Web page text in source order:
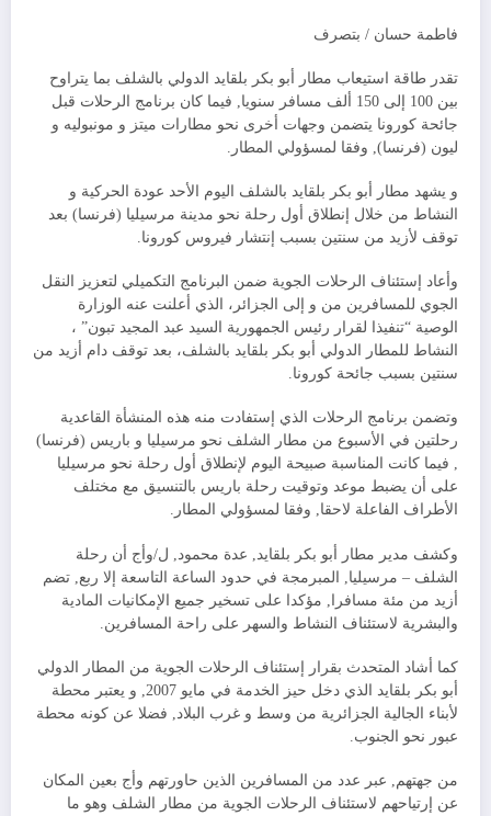
فاطمة حسان / بتصرف
تقدر طاقة استيعاب مطار أبو بكر بلقايد الدولي بالشلف بما يتراوح
بين 100 إلى 150 ألف مسافر سنويا, فيما كان برنامج الرحلات قبل
جائحة كورونا يتضمن وجهات أخرى نحو مطارات ميتز و مونبوليه و
ليون (فرنسا), وفقا لمسؤولي المطار.
و يشهد مطار أبو بكر بلقايد بالشلف اليوم الأحد عودة الحركية و
النشاط من خلال إنطلاق أول رحلة نحو مدينة مرسيليا (فرنسا) بعد
توقف لأزيد من سنتين بسبب إنتشار فيروس كورونا.
وأعاد إستئناف الرحلات الجوية ضمن البرنامج التكميلي لتعزيز النقل
الجوي للمسافرين من و إلى الجزائر، الذي أعلنت عنه الوزارة
الوصية “تنفيذا لقرار رئيس الجمهورية السيد عبد المجيد تبون” ،
النشاط للمطار الدولي أبو بكر بلقايد بالشلف، بعد توقف دام أزيد من
سنتين بسبب جائحة كورونا.
وتضمن برنامج الرحلات الذي إستفادت منه هذه المنشأة القاعدية
رحلتين في الأسبوع من مطار الشلف نحو مرسيليا و باريس (فرنسا)
, فيما كانت المناسبة صبيحة اليوم لإنطلاق أول رحلة نحو مرسيليا
على أن يضبط موعد وتوقيت رحلة باريس بالتنسيق مع مختلف
الأطراف الفاعلة لاحقا, وفقا لمسؤولي المطار.
وكشف مدير مطار أبو بكر بلقايد, عدة محمود, ل/وأج أن رحلة
الشلف – مرسيليا, المبرمجة في حدود الساعة التاسعة إلا ربع, تضم
أزيد من مئة مسافرا, مؤكدا على تسخير جميع الإمكانيات المادية
والبشرية لاستئناف النشاط والسهر على راحة المسافرين.
كما أشاد المتحدث بقرار إستئناف الرحلات الجوية من المطار الدولي
أبو بكر بلقايد الذي دخل حيز الخدمة في مايو 2007, و يعتبر محطة
لأبناء الجالية الجزائرية من وسط و غرب البلاد, فضلا عن كونه محطة
عبور نحو الجنوب.
من جهتهم, عبر عدد من المسافرين الذين حاورتهم وأج بعين المكان
عن إرتياحهم لاستئناف الرحلات الجوية من مطار الشلف وهو ما